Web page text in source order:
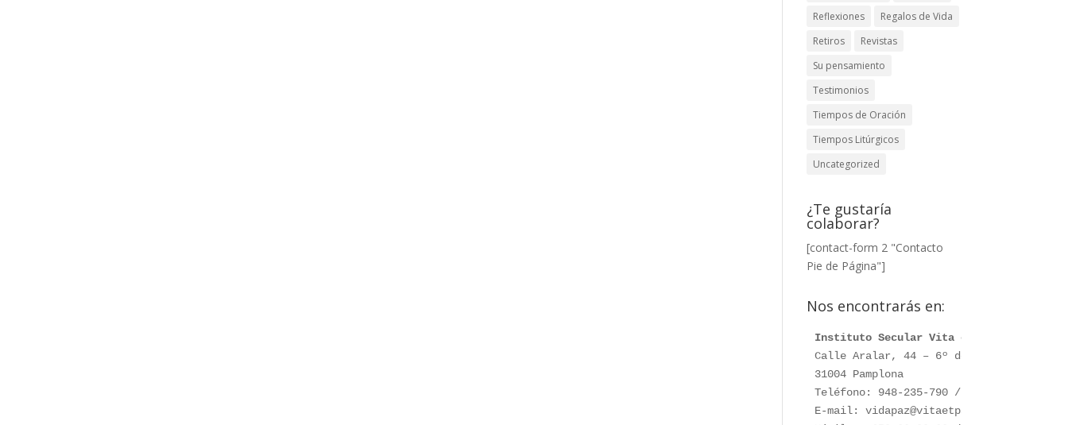
Reflexiones
Regalos de Vida
Retiros
Revistas
Su pensamiento
Testimonios
Tiempos de Oración
Tiempos Litúrgicos
Uncategorized
¿Te gustaría
colaborar?
[contact-form 2 "Contacto
Pie de Página"]
Nos encontrarás en:
Instituto Secular Vita et Pax
Calle Aralar, 44 – 6º dcha.
31004 Pamplona
Teléfono: 948-235-790 / 948-230-787
E-mail: vidapaz@vitaetpax.org